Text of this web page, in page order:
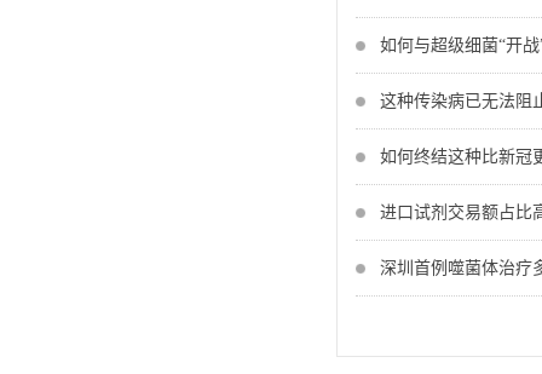
如何与超级细菌“开
这种传染病已无法阻
如何终结这种比新冠
进口试剂交易额占比
深圳首例噬菌体治疗